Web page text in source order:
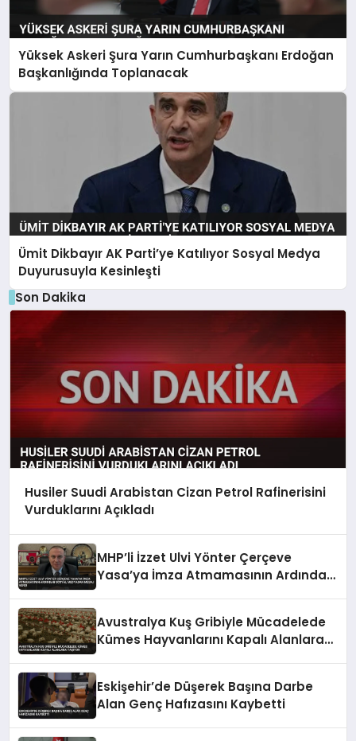
Yüksek Askeri Şura Yarın Cumhurbaşkanı Erdoğan
Başkanlığında Toplanacak
Ümit Dikbayır AK Parti’ye Katılıyor Sosyal Medya
Duyurusuyla Kesinleşti
Son Dakika
Husiler Suudi Arabistan Cizan Petrol Rafinerisini
Vurduklarını Açıkladı
MHP’li İzzet Ulvi Yönter Çerçeve
Yasa’ya İmza Atmamasının Ardından
Avustralya Kuş Gribiyle Mücadelede
Kümes Hayvanlarını Kapalı Alanlara
Eskişehir’de Düşerek Başına Darbe
Alan Genç Hafızasını Kaybetti